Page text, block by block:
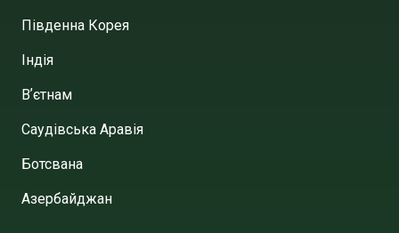
Південна Корея
Індія
Вʼєтнам
Саудівська Аравія
Ботсвана
Азербайджан